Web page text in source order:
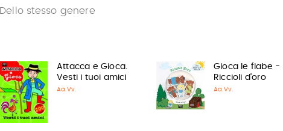
Dello stesso genere
Attacca e Gioca.
Vesti i tuoi amici
Aa.Vv.
Gioca le fiabe -
Riccioli d'oro
Aa.Vv.